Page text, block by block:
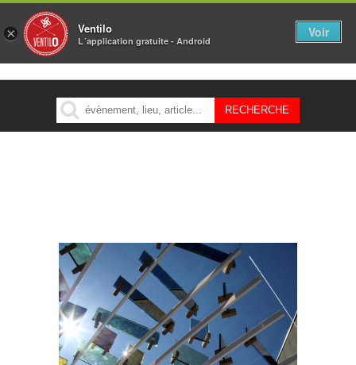
MENU
× Ventilo
L´application gratuite - Android
Voir